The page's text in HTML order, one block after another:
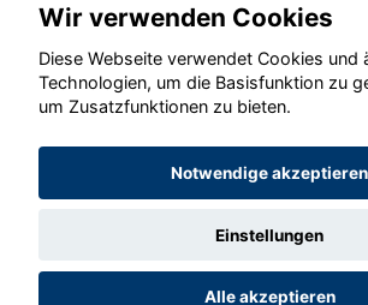
© konjunkturmotor.de GmbH
Wir verwenden Cookies
Diese Webseite verwendet Cookies und
Technologien, um die Basisfunktion zu
um Zusatzfunktionen zu bieten.
Notwendige akzeptieren
Einstellungen
Alle akzeptieren